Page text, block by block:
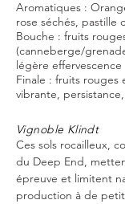
Aromatiques :
rose séchés, pastille
Bouche : fruits
(canneberge/
légère effervescence
Finale : fruits rouges
vibrante,
Vignoble Klindt
Ces sols rocailleux,
du Deep End,
épreuve et limitent
production à de